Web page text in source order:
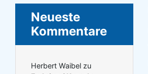
Neueste
Kommentare
Herbert Waibel zu